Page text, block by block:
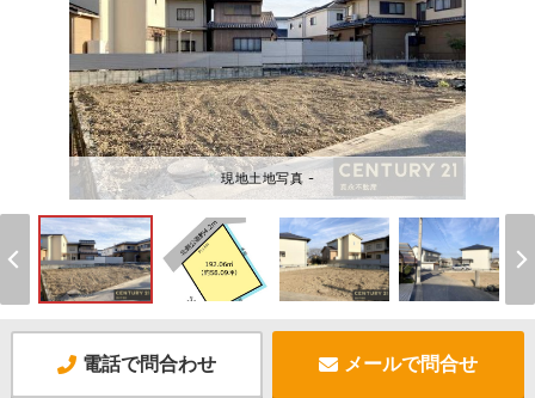
現地土地写真 -
電話で問合わせ メールで問合せ